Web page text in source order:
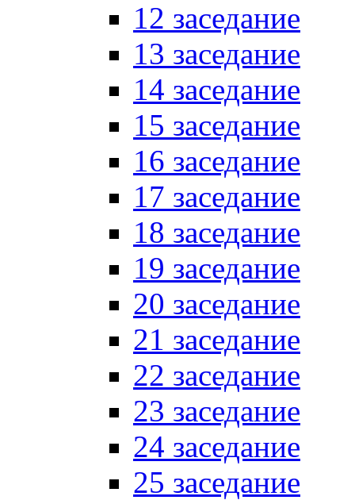
12 заседание
13 заседание
14 заседание
15 заседание
16 заседание
17 заседание
18 заседание
19 заседание
20 заседание
21 заседание
22 заседание
23 заседание
24 заседание
25 заседание